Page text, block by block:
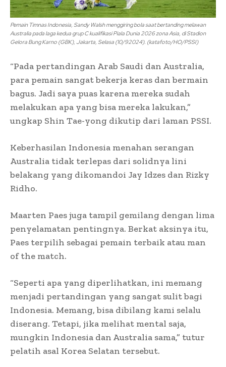
Pemain Timnas Indonesia, Sandy Walsh menggiring bola saat bertanding melawan
Australia pada laga kedua grup C kualifikasi Piala Dunia 2026 zona Asia, di Stadion
Gelora Bung Karno (GBK), Jakarta, Selasa (10/92024). (katafoto/HO/PSSI)
“Pada pertandingan Arab Saudi dan Australia,
para pemain sangat bekerja keras dan bermain
bagus. Jadi saya puas karena mereka sudah
melakukan apa yang bisa mereka lakukan,”
ungkap Shin Tae-yong dikutip dari laman PSSI.
Keberhasilan Indonesia menahan serangan
Australia tidak terlepas dari solidnya lini
belakang yang dikomandoi Jay Idzes dan Rizky
Ridho.
Maarten Paes juga tampil gemilang dengan lima
penyelamatan pentingnya. Berkat aksinya itu,
Paes terpilih sebagai pemain terbaik atau man
of the match.
“Seperti apa yang diperlihatkan, ini memang
menjadi pertandingan yang sangat sulit bagi
Indonesia. Memang, bisa dibilang kami selalu
diserang. Tetapi, jika melihat mental saja,
mungkin Indonesia dan Australia sama,” tutur
pelatih asal Korea Selatan tersebut.